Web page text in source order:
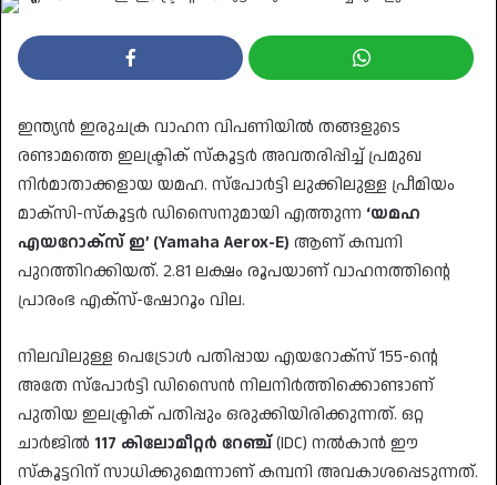
ഇന്ത്യൻ ഇരുചക്ര വാഹന വിപണിയിൽ തങ്ങളുടെ
രണ്ടാമത്തെ ഇലക്ട്രിക് സ്കൂട്ടർ അവതരിപ്പിച്ച് പ്രമുഖ
നിർമാതാക്കളായ യമഹ. സ്പോർട്ടി ലുക്കിലുള്ള പ്രീമിയം
മാക്‌സി-സ്‌കൂട്ടർ ഡിസൈനുമായി എത്തുന്ന ‘യമഹ
എയറോക്‌സ് ഇ’ (Yamaha Aerox-E) ആണ് കമ്പനി
പുറത്തിറക്കിയത്. 2.81 ലക്ഷം രൂപയാണ് വാഹനത്തിന്റെ
പ്രാരംഭ എക്സ്-ഷോറൂം വില.
​നിലവിലുള്ള പെട്രോൾ പതിപ്പായ എയറോക്‌സ് 155-ന്റെ
അതേ സ്പോർട്ടി ഡിസൈൻ നിലനിർത്തിക്കൊണ്ടാണ്
പുതിയ ഇലക്ട്രിക് പതിപ്പും ഒരുക്കിയിരിക്കുന്നത്. ഒറ്റ
ചാർജിൽ 117 കിലോമീറ്റർ റേഞ്ച്(IDC) നൽകാൻ ഈ
സ്കൂട്ടറിന് സാധിക്കുമെന്നാണ് കമ്പനി അവകാശപ്പെടുന്നത്.